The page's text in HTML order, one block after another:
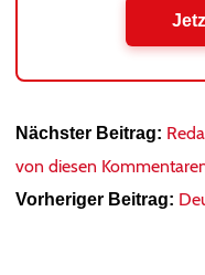
Nächster Beitrag:
von diesen
Vorheriger Beitrag: